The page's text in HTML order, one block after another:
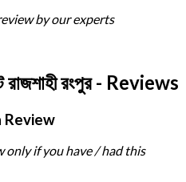
by our experts
রাজশাহী রংপুর - Reviews
Review
only if you have / had this